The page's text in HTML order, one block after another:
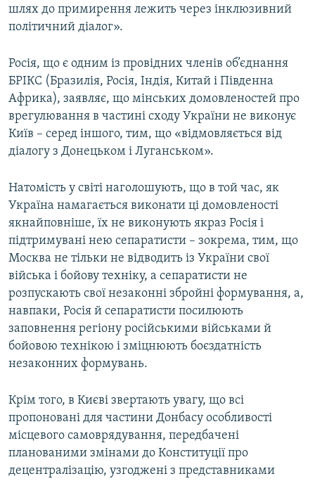
Усі сайти RFE/RL
шлях до примирення лежить через інклюзивний
політичний діалог».
Росія, що є одним із провідних членів об’єднання
БРІКС (Бразилія, Росія, Індія, Китай і Південна
Африка), заявляє, що мінських домовленостей про
врегулювання в частині сходу України не виконує
Київ – серед іншого, тим, що «відмовляється від
діалогу з Донецьком і Луганськом».
Натомість у світі наголошують, що в той час, як
Україна намагається виконати ці домовленості
якнайповніше, їх не виконують якраз Росія і
підтримувані нею сепаратисти – зокрема, тим, що
Москва не тільки не відводить із України свої
війська і бойову техніку, а сепаратисти не
розпускають свої незаконні збройні формування, а,
навпаки, Росія й сепаратисти посилюють
заповнення регіону російськими військами й
бойовою технікою і зміцнюють боєздатність
незаконних формувань.
Крім того, в Києві звертають увагу, що всі
пропоновані для частини Донбасу особливості
місцевого самоврядування, передбачені
планованими змінами до Конституції про
децентралізацію, узгоджені з представниками